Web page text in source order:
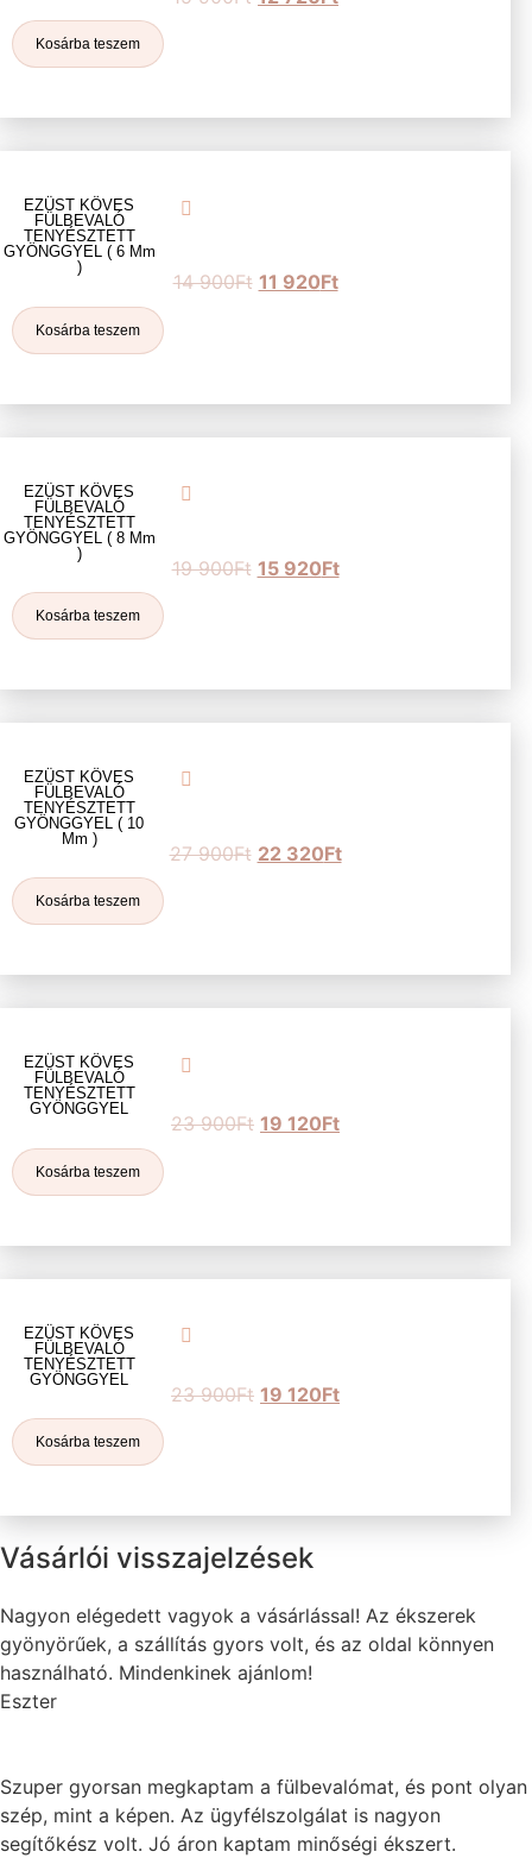
Kosárba teszem
EZÜST KÖVES
FÜLBEVALÓ
TENYÉSZTETT
GYÖNGGYEL ( 6 Mm
)
14 900Ft 11 920Ft
Kosárba teszem
EZÜST KÖVES
FÜLBEVALÓ
TENYÉSZTETT
GYÖNGGYEL ( 8 Mm
)
19 900Ft 15 920Ft
Kosárba teszem
EZÜST KÖVES
FÜLBEVALÓ
TENYÉSZTETT
GYÖNGGYEL ( 10
Mm )
27 900Ft 22 320Ft
Kosárba teszem
EZÜST KÖVES
FÜLBEVALÓ
TENYÉSZTETT
GYÖNGGYEL
23 900Ft 19 120Ft
Kosárba teszem
EZÜST KÖVES
FÜLBEVALÓ
TENYÉSZTETT
GYÖNGGYEL
23 900Ft 19 120Ft
Kosárba teszem
Vásárlói visszajelzések
Nagyon elégedett vagyok a vásárlással! Az ékszerek
gyönyörűek, a szállítás gyors volt, és az oldal könnyen
használható. Mindenkinek ajánlom!
Eszter
Szuper gyorsan megkaptam a fülbevalómat, és pont olyan
szép, mint a képen. Az ügyfélszolgálat is nagyon
segítőkész volt. Jó áron kaptam minőségi ékszert.